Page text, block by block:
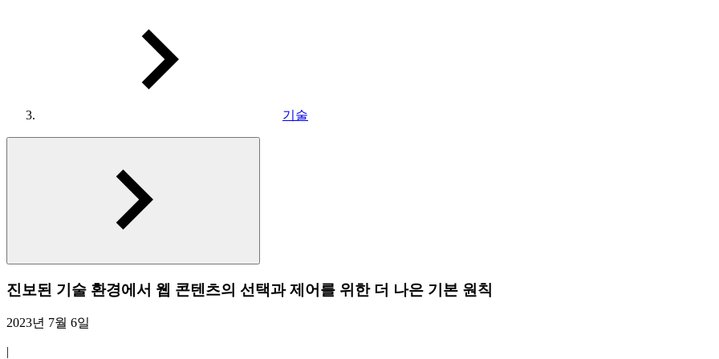
기술
진보된 기술 환경에서 웹 콘텐츠의 선택과 제어를 위한 더 나은 기본 원칙
2023년 7월 6일
|